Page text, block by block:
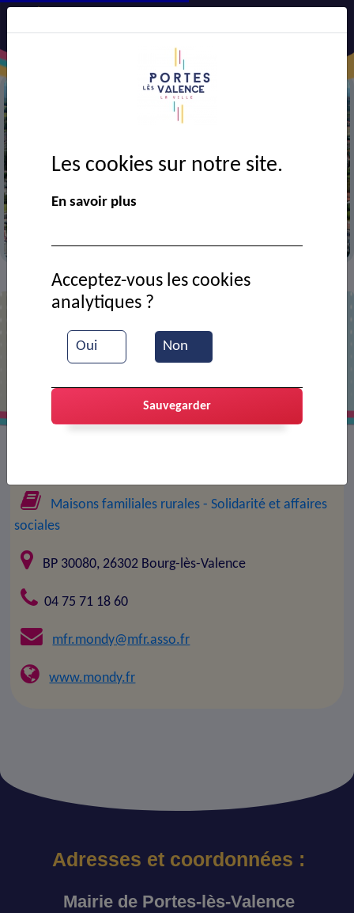
> Contact >Maison familiale rurale Mondy
Maison familiale rurale Mondy
Maisons familiales rurales - Solidarité et affaires
sociales
BP 30080, 26302 Bourg-lès-Valence
04 75 71 18 60
mfr.mondy@mfr.asso.fr
www.mondy.fr
Adresses et coordonnées :
Mairie de Portes-lès-Valence
Les cookies sur notre site.
En savoir plus
Oui Non
Acceptez-vous les cookies
analytiques ?
Sauvegarder